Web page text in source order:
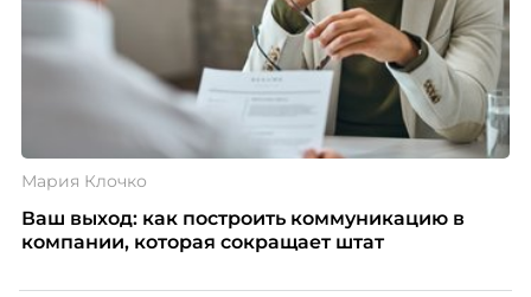
Мария Клочко
Ваш выход: как построить коммуникацию в
компании, которая сокращает штат